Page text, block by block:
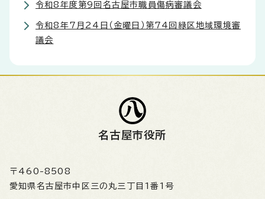
令和8年度第9回名古屋市職員傷病審議会
令和8年7月24日（金曜日）第74回緑区地域環境審
議会
名古屋市役所
〒460-8508
愛知県名古屋市中区三の丸三丁目1番1号